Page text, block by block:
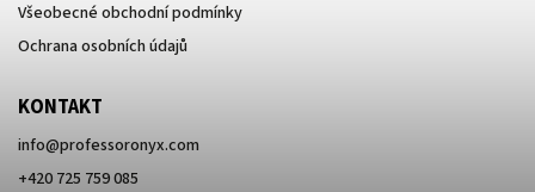
Všeobecné obchodní podmínky
Ochrana osobních údajů
KONTAKT
info@professoronyx.com
+420 725 759 085